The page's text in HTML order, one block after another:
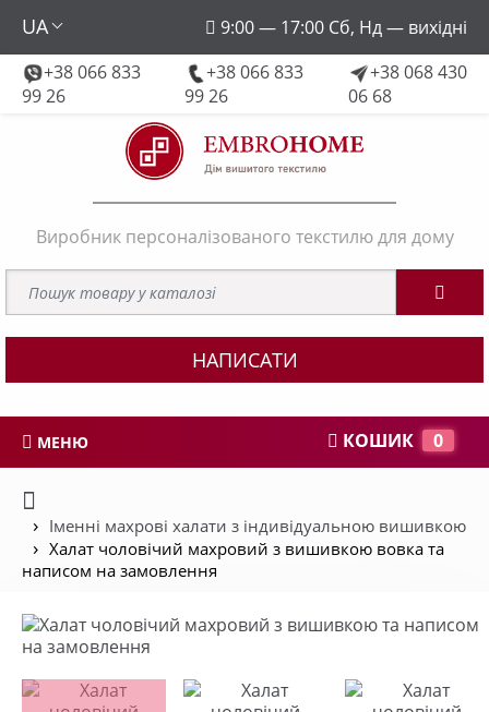
UA
9:00 — 17:00 Сб, Нд — вихідні
+38 066 833
99 26
+38 066 833
99 26
+38 068 430
06 68
embroforhome@gmail.com
Виробник персоналізованого текстилю для дому
НАПИСАТИ
МЕНЮ КОШИК 0
Іменні махрові халати з індивідуальною вишивкою
Халат чоловічий махровий з вишивкою вовка та
написом на замовлення